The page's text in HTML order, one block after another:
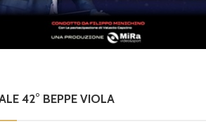
42° BEPPE VIOLA